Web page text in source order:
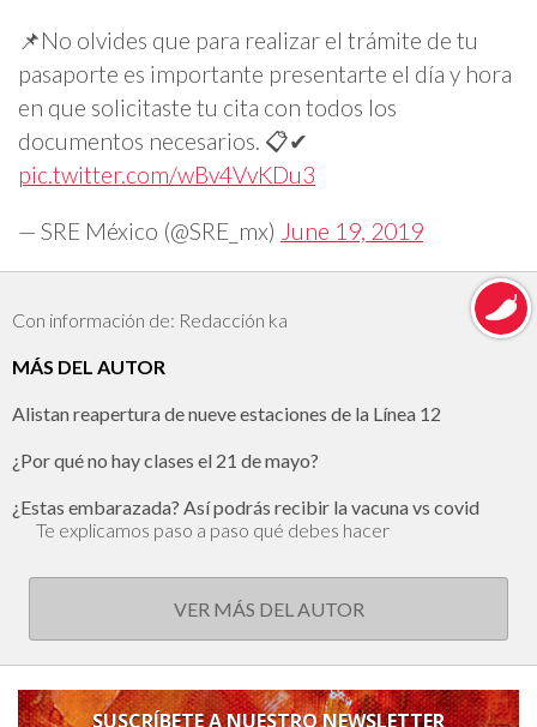
📌No olvides que para realizar el trámite de tu
pasaporte es importante presentarte el día y hora
en que solicitaste tu cita con todos los
documentos necesarios. 📋✔
pic.twitter.com/wBv4VvKDu3
— SRE México (@SRE_mx) June 19, 2019
Con información de: Redacción ka
MÁS DEL AUTOR
Alistan reapertura de nueve estaciones de la Línea 12
¿Por qué no hay clases el 21 de mayo?
¿Estas embarazada? Así podrás recibir la vacuna vs covid
Te explicamos paso a paso qué debes hacer
VER MÁS DEL AUTOR
SUSCRÍBETE A NUESTRO NEWSLETTER